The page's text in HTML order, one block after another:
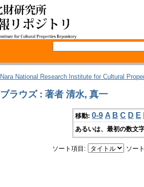
Nara National Research Institute for Cultural
ブラウズ : 著者 清水, 真一
移動: 0-9 A B C D E
あるいは、最初の数文
ソート項目: ソー